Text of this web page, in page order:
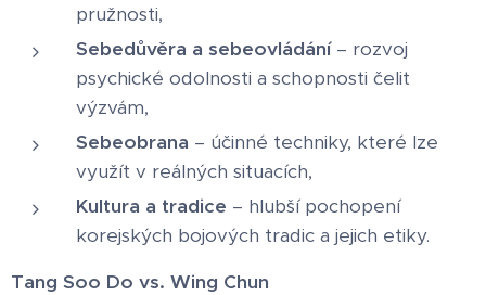
pružnosti,
Sebedůvěra a sebeovládání– rozvoj
psychické odolnosti a schopnosti čelit
výzvám,
Sebeobrana – účinné techniky, které lze
využít v reálných situacích,
Kultura a tradice – hlubší pochopení
korejských bojových tradic a jejich etiky.
Tang Soo Do vs. Wing Chun